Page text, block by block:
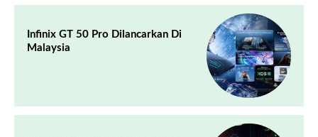
Infinix GT 50 Pro Dilancarkan Di
Malaysia